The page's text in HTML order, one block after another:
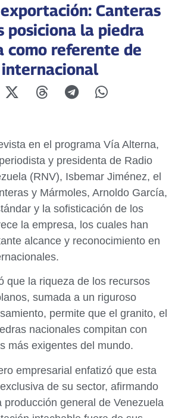
Canteras
posiciona la piedra
como referente de
en el programa Vía Alterna,
y presidenta de Radio
(RNV), Isbemar Jiménez, el
y Mármoles, Arnoldo García,
y la sofisticación de los
la empresa, los cuales han
alcance y reconocimiento en
que la riqueza de los recursos
sumada a un riguroso
permite que el granito, el
nacionales compitan con
más exigentes del mundo.
empresarial enfatizó que esta
de su sector, afirmando
producción general de Venezuela